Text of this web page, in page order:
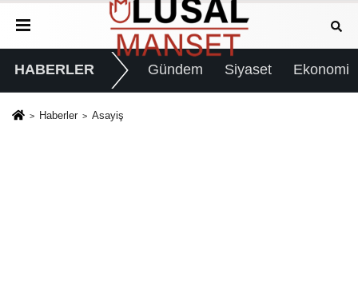
HABERLER Gündem Siyaset Ekonomi
Haberler Asayiş